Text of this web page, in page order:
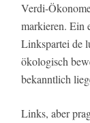
Verdi-
markieren. Ein
Linkspartei de
ökologisch
bekanntlich
Links, aber